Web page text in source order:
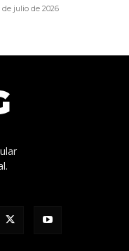
de julio de 2026